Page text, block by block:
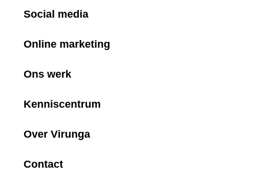
Social media
Online marketing
Ons werk
Kenniscentrum
Over Virunga
Contact